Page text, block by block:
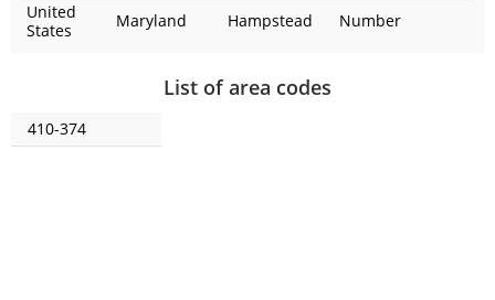
United
States
Maryland Hampstead Number
List of area codes
410-374